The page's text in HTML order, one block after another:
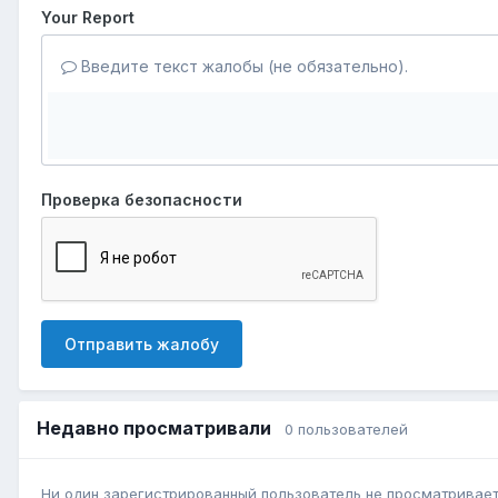
Your Report
Введите текст жалобы (не обязательно).
Проверка безопасности
Отправить жалобу
Недавно просматривали 0 пользователей
Ни один зарегистрированный пользователь не